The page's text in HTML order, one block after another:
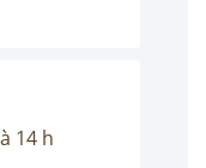
14 h